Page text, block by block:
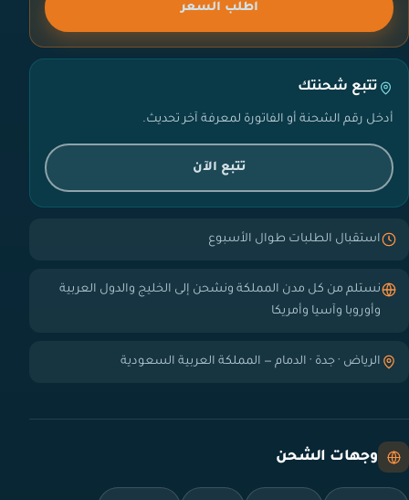
اطلب السعر
تتبع شحنتك
أدخل رقم الشحنة أو الفاتورة لمعرفة آخر تحديث.
تتبع الآن
استقبال الطلبات طوال الأسبوع
نستلم من كل مدن المملكة ونشحن إلى الخليج والدول العربية
وأوروبا وآسيا وأمريكا
الرياض · جدة · الدمام — المملكة العربية السعودية
وجهات الشحن